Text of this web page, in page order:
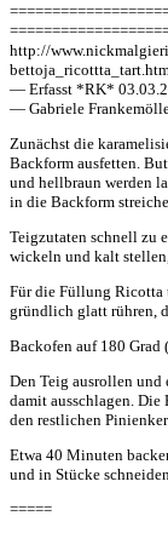
http://
— Erfasst *RK*
— Gabriele
Zunächst die
Backform ausfetten.
und hellbraun werden
in die Backform
Teigzutaten schnell zu
wickeln und kalt
Für die Füllung Ricotta
gründlich glatt rühren,
Backofen auf 180 Grad
Den Teig ausrollen und
damit ausschlagen.
den restlichen
Etwa 40 Minuten
und in Stücke schneiden.
=====